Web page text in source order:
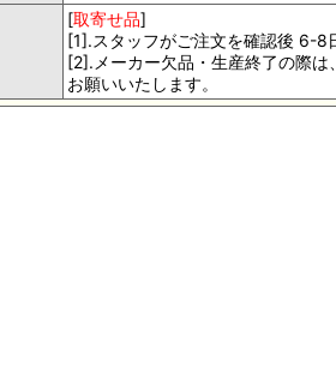
[取寄せ品]
[1].スタッフがご注文を確認後 6-8
[2].メーカー欠品・生産終了の際は
お願いいたします。